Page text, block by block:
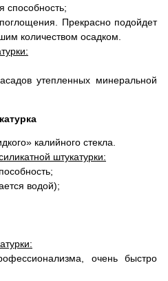
способность;
Прекрасно подойдет
количеством осадком.
утепленных минеральной
калийного стекла.
штукатурки:
водой);
очень быстро